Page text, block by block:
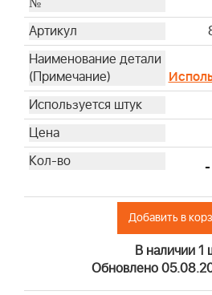
-
Добавить в
В наличии 1
Обновлено